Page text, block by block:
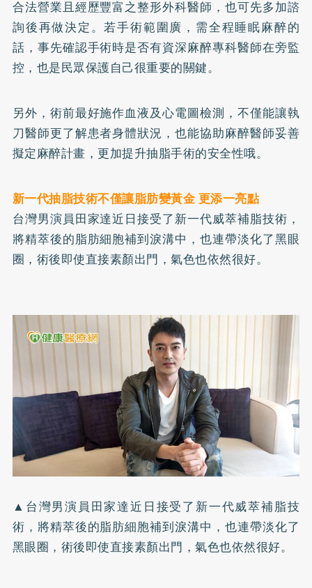
合法營業且經歷豐富之整形外科醫師，也可先多加諮
詢後再做決定。若手術範圍廣，需全程睡眠麻醉的
話，事先確認手術時是否有資深麻醉專科醫師在旁監
控，也是民眾保護自己很重要的關鍵。
另外，術前最好施作血液及心電圖檢測，不僅能讓執
刀醫師更了解患者身體狀況，也能協助麻醉醫師妥善
擬定麻醉計畫，更加提升抽脂手術的安全性哦。
新一代抽脂技術不僅讓脂肪變黃金 更添一亮點
台灣男演員田家達近日接受了新一代威萃補脂技術，
將精萃後的脂肪細胞補到淚溝中，也連帶淡化了黑眼
圈，術後即使直接素顏出門，氣色也依然很好。
▲台灣男演員田家達近日接受了新一代威萃補脂技
術，將精萃後的脂肪細胞補到淚溝中，也連帶淡化了
黑眼圈，術後即使直接素顏出門，氣色也依然很好。